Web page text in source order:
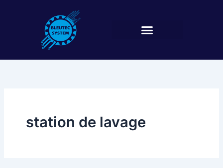
station de lavage